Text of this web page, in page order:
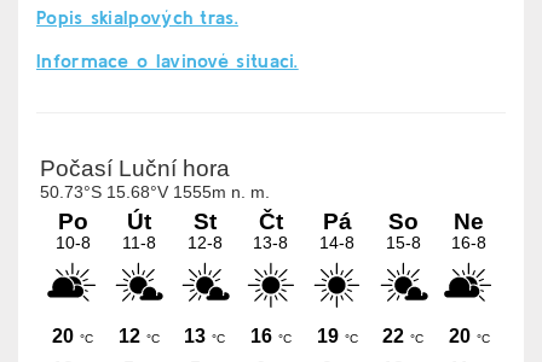
Popis skialpových tras.
Informace o lavinové situaci.